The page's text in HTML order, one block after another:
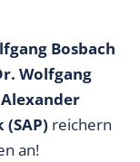
Bosbach
Wolfgang
reichern
an!